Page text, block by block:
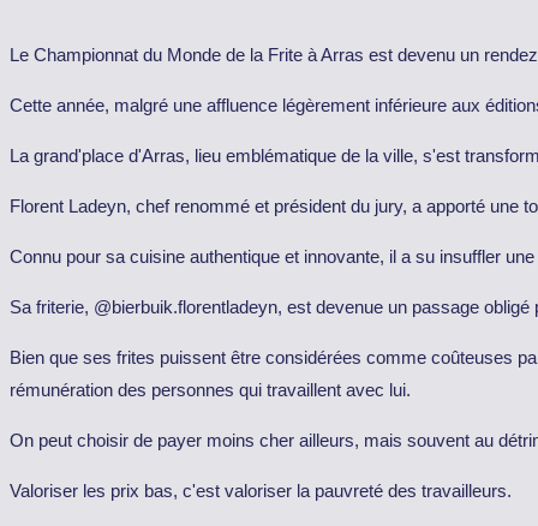
Le Championnat du Monde de la Frite à Arras est devenu un
Cette année, malgré une affluence légèrement inférieure aux
La grand'place d'Arras, lieu emblématique de la ville, s'est
Florent Ladeyn, chef renommé et président du jury, a apporté une
Connu pour sa cuisine authentique et innovante, il a su insuffler
Sa friterie, @bierbuik.florentladeyn, est devenue un passage
Bien que ses frites puissent être considérées comme coûteuses
rémunération des personnes qui travaillent avec lui.
On peut choisir de payer moins cher ailleurs, mais souvent au
Valoriser les prix bas, c'est valoriser la pauvreté des travailleurs.